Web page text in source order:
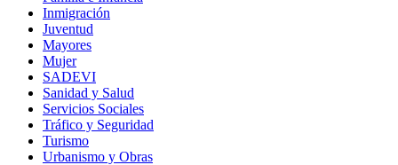
Inmigración
Juventud
Mayores
Mujer
SADEVI
Sanidad y Salud
Servicios Sociales
Tráfico y Seguridad
Turismo
Urbanismo y Obras